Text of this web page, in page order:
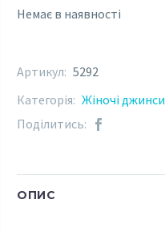
Немає в наявності
Артикул: 5292
Категорія: Жіночі джинси
Поділитись:
ОПИС